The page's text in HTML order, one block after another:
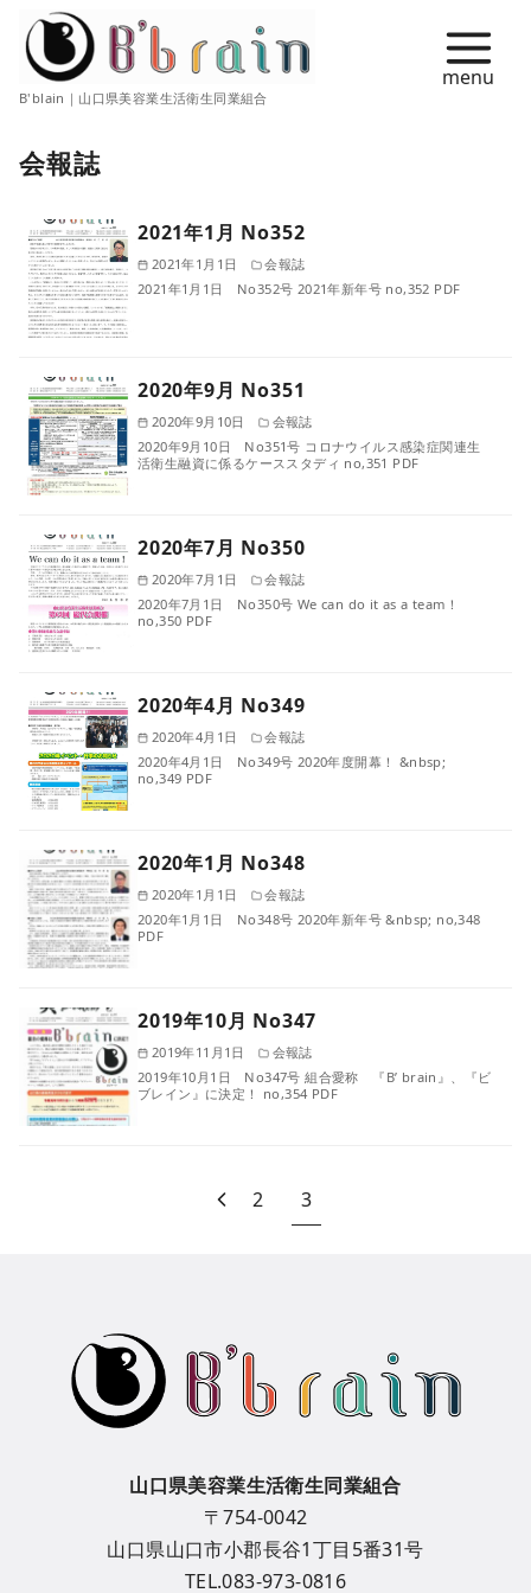
B'blain｜山口県美容業生活衛生同業組合
会報誌
2021年1月 No352
2021年1月1日
会報誌
2021年1月1日 No352号 2021年新年号 no,352 PDF
2020年9月 No351
2020年9月10日
会報誌
2020年9月10日 No351号 コロナウイルス感染症関連生
活衛生融資に係るケーススタディ no,351 PDF
2020年7月 No350
2020年7月1日
会報誌
2020年7月1日 No350号 We can do it as a team！
no,350 PDF
2020年4月 No349
2020年4月1日
会報誌
2020年4月1日 No349号 2020年度開幕！ &nbsp;
no,349 PDF
2020年1月 No348
2020年1月1日
会報誌
2020年1月1日 No348号 2020年新年号 &nbsp; no,348
PDF
2019年10月 No347
2019年11月1日
会報誌
2019年10月1日 No347号 組合愛称 『B’ brain』、『ビ
ブレイン』に決定！ no,354 PDF
2 3
山口県美容業生活衛生同業組合
〒754-0042
山口県山口市小郡長谷1丁目5番31号
TEL.083-973-0816